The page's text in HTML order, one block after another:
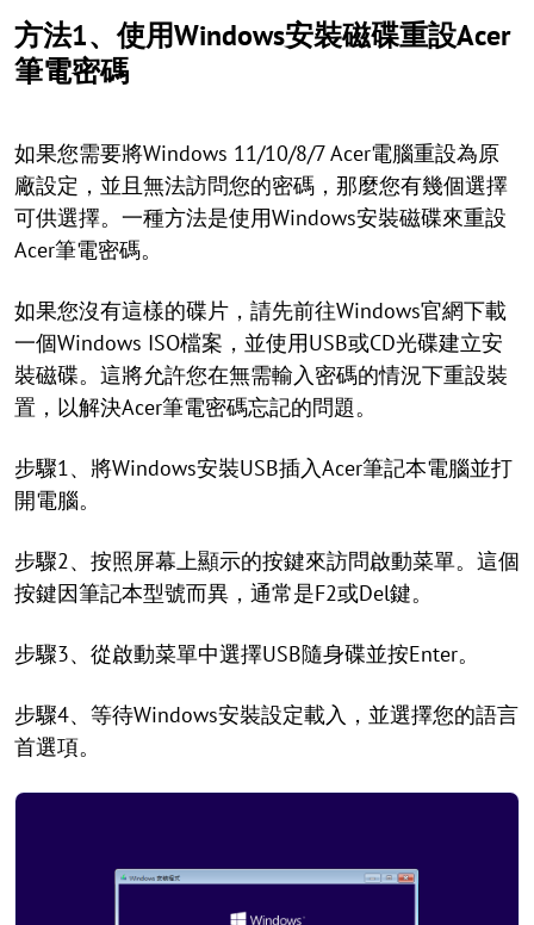
方法1、使用Windows安裝磁碟重設Acer
筆電密碼
如果您需要將Windows 11/10/8/7 Acer電腦重設為原
廠設定，並且無法訪問您的密碼，那麼您有幾個選擇
可供選擇。一種方法是使用Windows安裝磁碟來重設
Acer筆電密碼。
如果您沒有這樣的碟片，請先前往Windows官網下載
一個Windows ISO檔案，並使用USB或CD光碟建立安
裝磁碟。這將允許您在無需輸入密碼的情況下重設裝
置，以解決Acer筆電密碼忘記的問題。
步驟1、將Windows安裝USB插入Acer筆記本電腦並打
開電腦。
步驟2、按照屏幕上顯示的按鍵來訪問啟動菜單。這個
按鍵因筆記本型號而異，通常是F2或Del鍵。
步驟3、從啟動菜單中選擇USB隨身碟並按Enter。
步驟4、等待Windows安裝設定載入，並選擇您的語言
首選項。